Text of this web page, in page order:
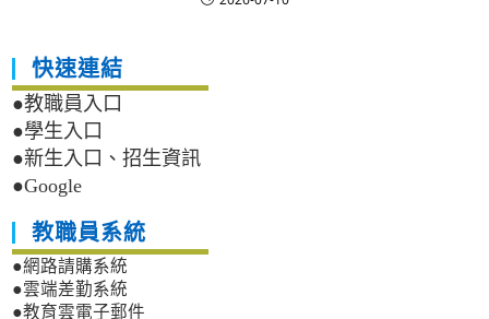
快速連結
●教職員入口
●學生入口
●新生入口、招生資訊
●Google
教職員系統
●網路請購系統
●雲端差勤系統
●教育雲電子郵件